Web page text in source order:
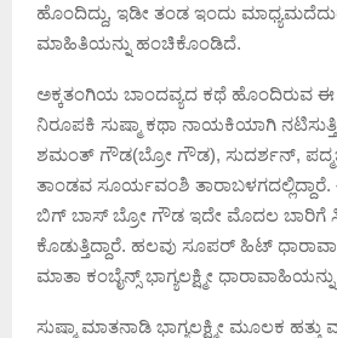
ಹೊಂದಿದ್ದು, ಇಡೀ ತಂಡ ಇಂದು
ಮಾಹಿತಿಯನ್ನು ಹಂಚಿಕೊಂಡಿದೆ.
ಅಕ್ಕತಂಗಿಯ ಬಾಂದವ್ಯದ ಕಥೆ ಹೊಂದಿರುವ ಈ
ನಿರೂಪಕಿ ಸುಷ್ಮಾ ಕಥಾ ನಾಯಕಿಯಾಗಿ
ಶಮಂತ್ ಗೌಡ(ಬ್ರೋ ಗೌಡ), ಸುದರ್ಶನ್,
ತಾಂಡವ ಸೂರ್ಯವಂಶಿ
ಬಿಗ್ ಬಾಸ್ ಬ್ರೋ ಗೌಡ ಇದೇ ಮೊದಲ ಬಾರಿಗೆ
ಕೊಡುತ್ತಿದ್ದಾರೆ. ಹಲವು ಸೂಪರ್ ಹಿಟ್
ಮಾತಾ ಕಂಬೈನ್ಸ್ ಭಾಗ್ಯಲಕ್ಷ್ಮೀ
ಸುಷ್ಮಾ ಮಾತನಾಡಿ ಭಾಗ್ಯಲಕ್ಷ್ಮೀ ಮೂಲಕ